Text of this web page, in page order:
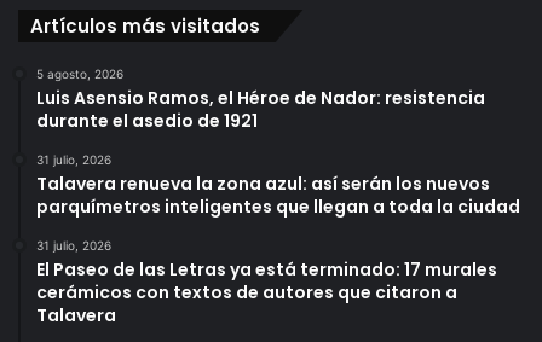
Artículos más visitados
5 agosto, 2026
Luis Asensio Ramos, el Héroe de Nador: resistencia
durante el asedio de 1921
31 julio, 2026
Talavera renueva la zona azul: así serán los nuevos
parquímetros inteligentes que llegan a toda la ciudad
31 julio, 2026
El Paseo de las Letras ya está terminado: 17 murales
cerámicos con textos de autores que citaron a
Talavera